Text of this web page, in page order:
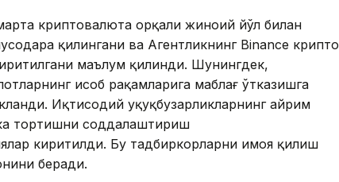
криптовалюта орқали жиноий йўл билан
қилингани ва Агентликнинг Binance крипто
маълум қилинди. Шунингдек,
ҳисоб рақамларига маблағ ўтказишга
Иқтисодий ҳуқуқбузарликларнинг айрим
тортишни соддалаштириш
киритилди. Бу тадбиркорларни ҳимоя қилиш
беради.